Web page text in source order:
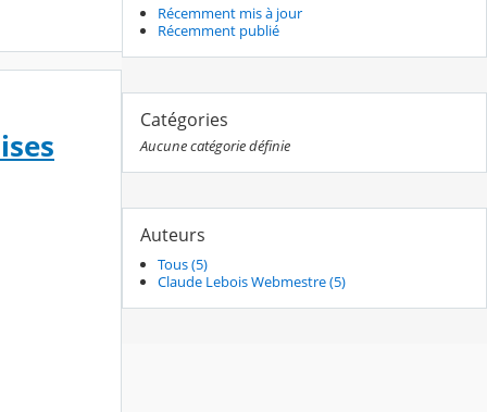
Récemment mis à jour
Récemment publié
Catégories
Aucune catégorie définie
Auteurs
Tous (5)
Claude Lebois Webmestre (5)